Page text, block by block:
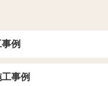
例
事例